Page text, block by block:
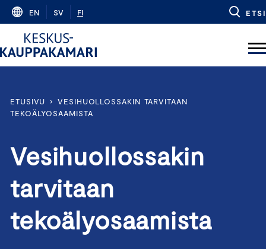
Skip
content
EN SV FI ETSI
ETUSIVU › VESIHUOLLOSSAKIN TARVITAAN
TEKOÄLYOSAAMISTA
Vesihuollossakin
tarvitaan
tekoälyosaamista